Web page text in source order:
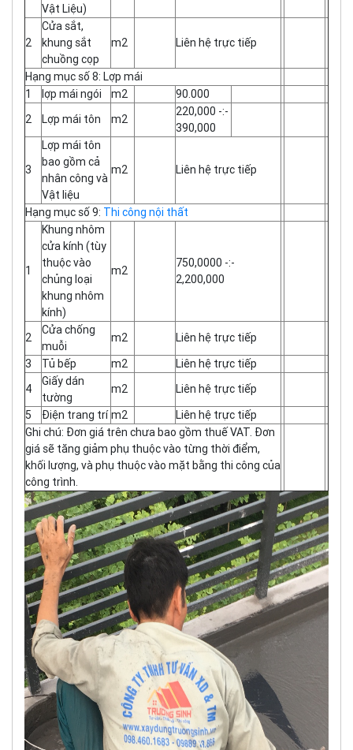
Vật Liệu)
2
Cửa sắt,
khung sắt
chuồng cọp
m2 Liên hệ trực tiếp
Hạng mục số 8: Lợp mái
1
lợp mái ngói m2
90.000
2
Lợp mái tôn m2
220,000 -:-
390,000
3
Lợp mái tôn
bao gồm cả
nhân công và
Vật liệu
m2 Liên hệ trực tiếp
Hạng mục số 9: Thi công nội thất
1
Khung nhôm
cửa kính (tùy
thuộc vào
chủng loại
khung nhôm
kính)
m2
750,0000 -:-
2,200,000
2
Cửa chống
muỗi
m2
Liên hệ trực tiếp
3
Tủ bếp m2
Liên hệ trực tiếp
4
Giấy dán
tường
m2
Liên hệ trực tiếp
5
Điện trang trí m2
Liên hệ trực tiếp
Ghi chú: Đơn giá trên chưa bao gồm thuế VAT. Đơn
giá sẽ tăng giảm phụ thuộc vào từng thời điểm,
khối lượng, và phụ thuộc vào mặt bằng thi công của
công trình.